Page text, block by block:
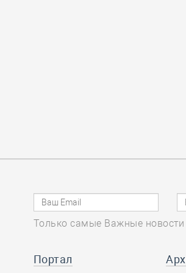
исключённых из Единого реестра,
поступили в НОСТРОЙ
26.12, 10:14
Только самые Важные новости
Портал